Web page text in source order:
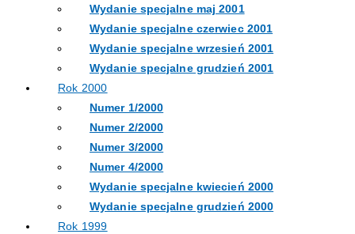
Wydanie specjalne maj 2001
Wydanie specjalne czerwiec 2001
Wydanie specjalne wrzesień 2001
Wydanie specjalne grudzień 2001
Rok 2000
Numer 1/2000
Numer 2/2000
Numer 3/2000
Numer 4/2000
Wydanie specjalne kwiecień 2000
Wydanie specjalne grudzień 2000
Rok 1999